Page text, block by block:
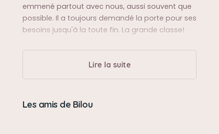
emmené partout avec nous, aussi souvent que
possible. Il a toujours demandé la porte pour ses
besoins jusqu'à la toute fin. La grande classe!
Les balades. Il remuait la queue lorsqu'on prenait
pouvait plus vraiment marcher.
Lire la suite
Les amis de Bilou